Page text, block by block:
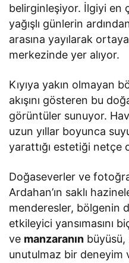
belirginleşiyor. İlgiyi en
yağışlı günlerin
arasına yayılarak
merkezinde yer alıyor.
Kıyıya yakın olmayan
akışını gösteren bu
görüntüler sunuyor.
uzun yıllar boyunca
yarattığı estetiği netçe
Doğaseverler ve
Ardahan’ın saklı
menderesler, bölgenin
etkileyici yansımasını
ve manzaranın
unutulmaz bir deneyim